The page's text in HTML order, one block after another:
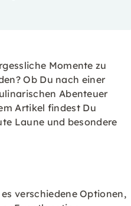
Momente zu
Ob Du nach einer
Abenteuer
Artikel findest Du
Laune und besondere
verschiedene Optionen,